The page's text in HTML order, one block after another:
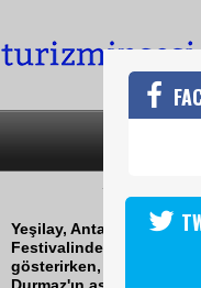
Yeşilay, Antalya
Festivalinde bedava bira
gösterirken, 27